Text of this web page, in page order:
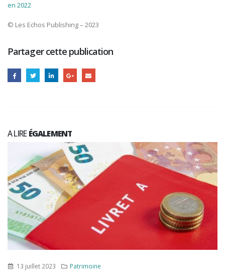
en 2022
© Les Echos Publishing – 2023
Partager cette publication
A LIREÉGALEMENT
22 juin 2023
Patrimoine